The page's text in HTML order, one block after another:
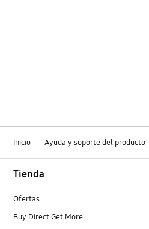
Inicio Ayuda y soporte del producto
Tienda
Ofertas
Buy Direct Get More